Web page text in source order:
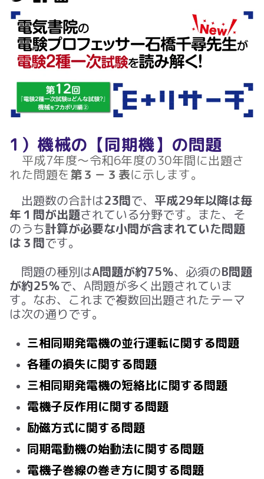
1）機械の【同期機】の問題
平成7年度～令和6年度の30年間に出題さ
れた問題を第３－３表に示します。
出題数の合計は23問で、 平成29年以降は毎
年１問が出題されている分野です。また、そ
のうち計算が必要な小問が含まれていた問題
は３問です。
問題の種別はA問題が約75％、必須のB問題
が約25％で、A問題が多く出題されていま
す。なお、これまで複数回出題されたテーマ
は次の通りです。
三相同期発電機の並行運転に関する問題
各種の損失に関する問題
三相同期発電機の短絡比に関する問題
電機子反作用に関する問題
励磁方式に関する問題
同期電動機の始動法に関する問題
電機子巻線の巻き方に関する問題